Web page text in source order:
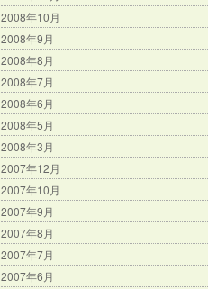
2008年10月
2008年9月
2008年8月
2008年7月
2008年6月
2008年5月
2008年3月
2007年12月
2007年10月
2007年9月
2007年8月
2007年7月
2007年6月